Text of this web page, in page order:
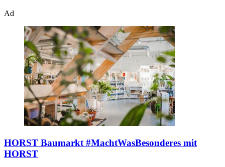
Ad
HORST Baumarkt #MachtWasBesonderes mit
HORST